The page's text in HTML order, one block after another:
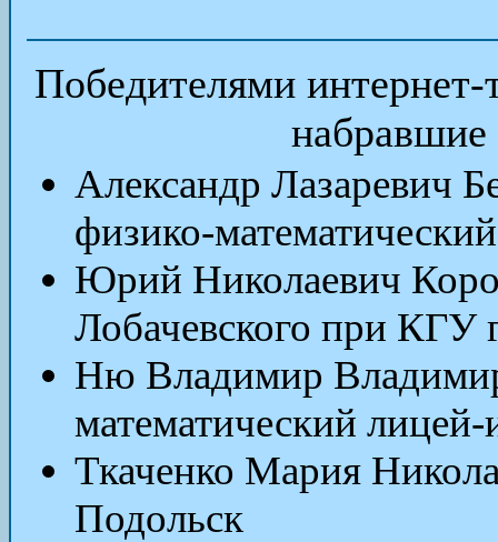
Победителями интернет-
набравшие
Александр Лазаревич
физико-
Юрий Николаевич
Лобачевского при КГУ
Ню Владимир
математический
Ткаченко Мария
Подольск